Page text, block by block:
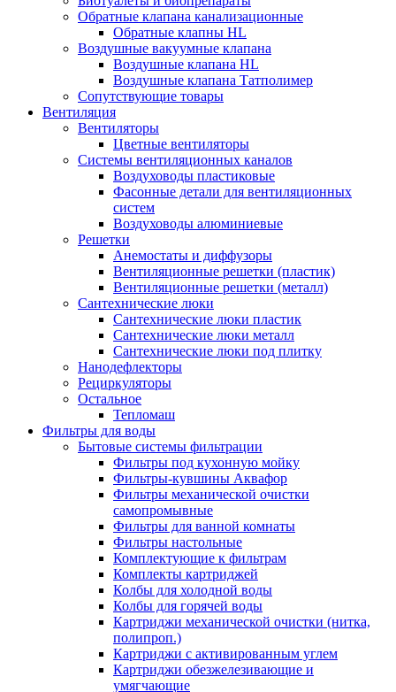
Обратные клапана канализационные
Обратные клапны HL
Воздушные вакуумные клапана
Воздушные клапана HL
Воздушные клапана Татполимер
Сопутствующие товары
Вентиляция
Вентиляторы
Цветные вентиляторы
Системы вентиляционных каналов
Воздуховоды пластиковые
Фасонные детали для вентиляционных
систем
Воздуховоды алюминиевые
Решетки
Анемостаты и диффузоры
Вентиляционные решетки (пластик)
Вентиляционные решетки (металл)
Сантехнические люки
Сантехнические люки пластик
Сантехнические люки металл
Сантехнические люки под плитку
Нанодефлекторы
Рециркуляторы
Остальное
Тепломаш
Фильтры для воды
Бытовые системы фильтрации
Фильтры под кухонную мойку
Фильтры-кувшины Аквафор
Фильтры механической очистки
самопромывные
Фильтры для ванной комнаты
Фильтры настольные
Комплектующие к фильтрам
Комплекты картриджей
Колбы для холодной воды
Колбы для горячей воды
Картриджи механической очистки (нитка,
полипроп.)
Картриджи с активированным углем
Картриджи обезжелезивающие и
умягчающие